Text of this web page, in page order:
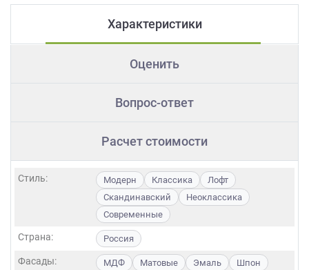
Характеристики
Оценить
Вопрос-ответ
Расчет стоимости
Стиль: Модерн Классика
Лофт
Скандинавский
Неоклассика
Современные
Страна: Россия
Фасады: МДФ Матовые Эмаль
Шпон